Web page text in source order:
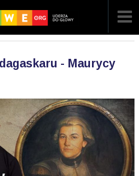
- Maurycy
A ARTYKUŁY
FILMY
G GALERIA